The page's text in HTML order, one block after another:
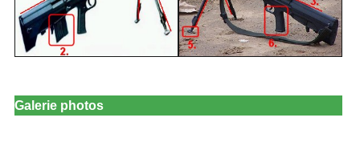
Galerie photos